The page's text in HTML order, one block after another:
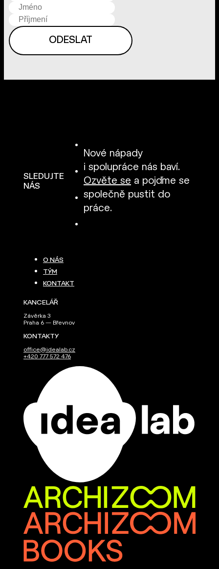
SLEDUJTE
NÁS
Nové nápady
i spolupráce nás baví.
Ozvěte se a pojďme se
společně pustit do
práce.
O NÁS
TÝM
KONTAKT
KANCELÁŘ
Závěrka 3
Praha 6 — Břevnov
KONTAKTY
office@idealab.cz
+420 777 572 476